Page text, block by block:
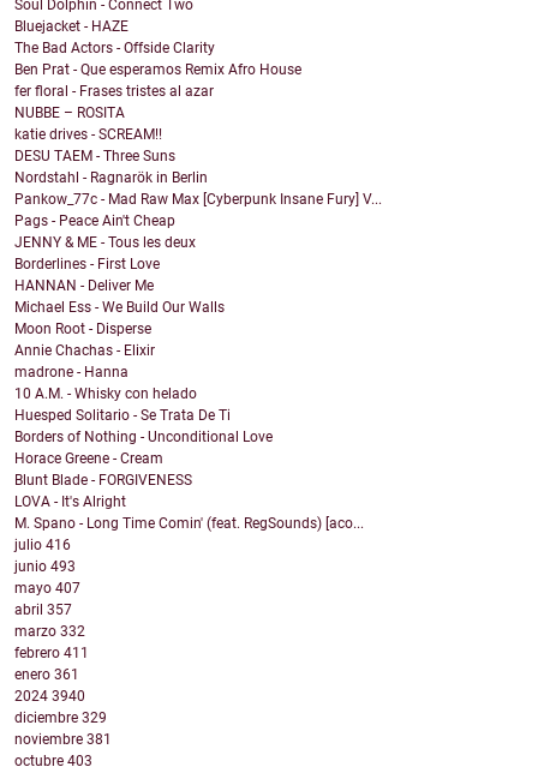
Soul Dolphin - Connect Two
Bluejacket - HAZE
The Bad Actors - Offside Clarity
Ben Prat - Que esperamos Remix Afro House
fer floral - Frases tristes al azar
NUBBE – ROSITA
katie drives - SCREAM!!
DESU TAEM - Three Suns
Nordstahl - Ragnarök in Berlin
Pankow_77c - Mad Raw Max [Cyberpunk Insane Fury] V...
Pags - Peace Ain't Cheap
JENNY & ME - Tous les deux
Borderlines - First Love
HANNAN - Deliver Me
Michael Ess - We Build Our Walls
Moon Root - Disperse
Annie Chachas - Elixir
madrone - Hanna
10 A.M. - Whisky con helado
Huesped Solitario - Se Trata De Ti
Borders of Nothing - Unconditional Love
Horace Greene - Cream
Blunt Blade - FORGIVENESS
LOVA - It's Alright
M. Spano - Long Time Comin' (feat. RegSounds) [aco...
julio 416
junio 493
mayo 407
abril 357
marzo 332
febrero 411
enero 361
2024 3940
diciembre 329
noviembre 381
octubre 403